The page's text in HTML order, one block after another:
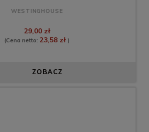
WESTINGHOUSE
29,00 zł
(Cena netto: 23,58 zł )
ZOBACZ